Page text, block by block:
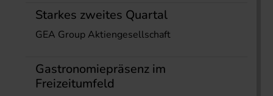
Starkes zweites Quartal
GEA Group Aktiengesellschaft
Gastronomiepräsenz im
Freizeitumfeld